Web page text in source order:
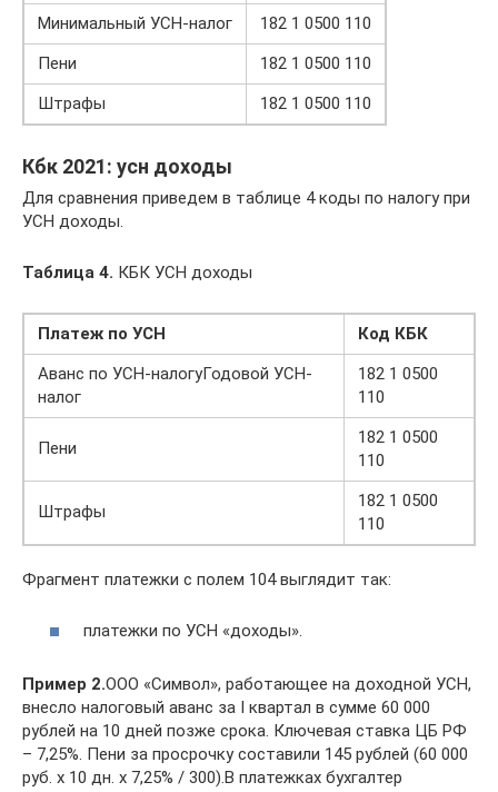
Минимальный УСН-налог
182 1 0500 110
Пени
182 1 0500 110
Штрафы
182 1 0500 110
Кбк 2021: усн доходы
Для сравнения приведем в таблице 4 коды по налогу при
УСН доходы.
Таблица 4. КБК УСН доходы
Платеж по УСН
Код КБК
Аванс по УСН-налогуГодовой УСН-
налог
182 1 0500
110
Пени
182 1 0500
110
Штрафы
182 1 0500
110
Фрагмент платежки с полем 104 выглядит так:
платежки по УСН «доходы».
Пример 2.ООО «Символ», работающее на доходной УСН,
внесло налоговый аванс за I квартал в сумме 60 000
рублей на 10 дней позже срока. Ключевая ставка ЦБ РФ
– 7,25%. Пени за просрочку составили 145 рублей (60 000
руб. х 10 дн. х 7,25% / 300).В платежках бухгалтер